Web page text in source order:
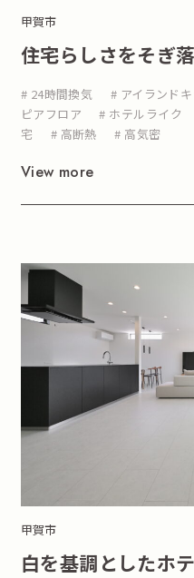
甲賀市
住宅らしさをそぎ
# 24時間換気 # アイランド
ピアフロア
# ホテルライク
宅
# 高断熱 # 高気密
View more
甲賀市
白を基調としたホ